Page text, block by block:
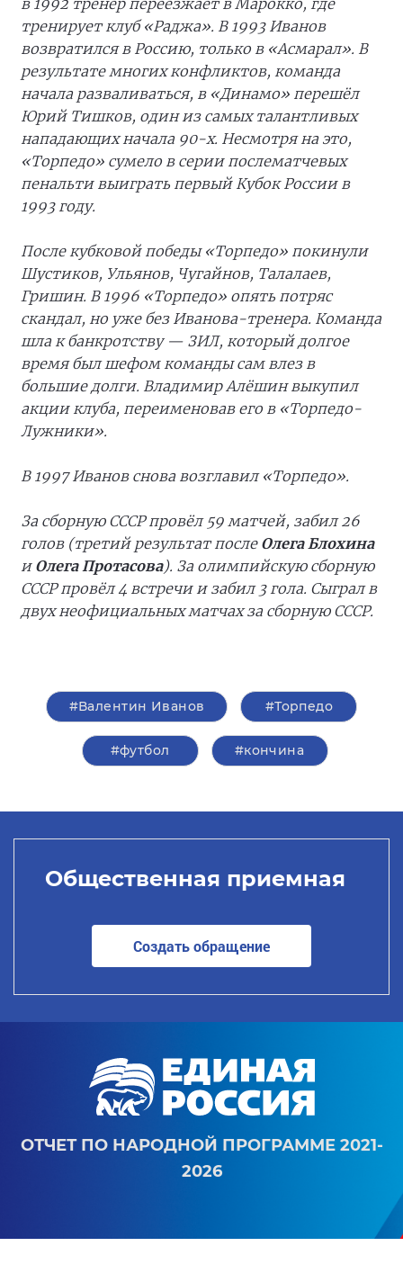
в 1992 тренер переезжает в Марокко, где
тренирует клуб «Раджа». В 1993 Иванов
возвратился в Россию, только в «Асмарал». В
результате многих конфликтов, команда
начала разваливаться, в «Динамо» перешёл
Юрий Тишков, один из самых талантливых
нападающих начала 90-х. Несмотря на это,
«Торпедо» сумело в серии послематчевых
пенальти выиграть первый Кубок России в
1993 году.
После кубковой победы «Торпедо» покинули
Шустиков, Ульянов, Чугайнов, Талалаев,
Гришин. В 1996 «Торпедо» опять потряс
скандал, но уже без Иванова-тренера. Команда
шла к банкротству — ЗИЛ, который долгое
время был шефом команды сам влез в
большие долги. Владимир Алёшин выкупил
акции клуба, переименовав его в «Торпедо-
Лужники».
В 1997 Иванов снова возглавил «Торпедо».
За сборную СССР провёл 59 матчей, забил 26
голов (третий результат послеОлега Блохина
иОлега Протасова). За олимпийскую сборную
СССР провёл 4 встречи и забил 3 гола. Сыграл в
двух неофициальных матчах за сборную СССР.
#Валентин Иванов #Торпедо
#футбол #кончина
Общественная приемная
Создать обращение
ОТЧЕТ ПО НАРОДНОЙ ПРОГРАММЕ 2021-
2026